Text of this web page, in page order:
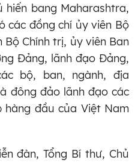
hiến bang Maharashtra,
các đồng chí ủy viên Bộ
Bộ Chính trị, ủy viên Ban
Đảng, lãnh đạo Đảng,
bộ, ban, ngành, địa
đông đảo lãnh đạo các
hàng đầu của Việt Nam
đàn, Tổng Bí thư, Chủ